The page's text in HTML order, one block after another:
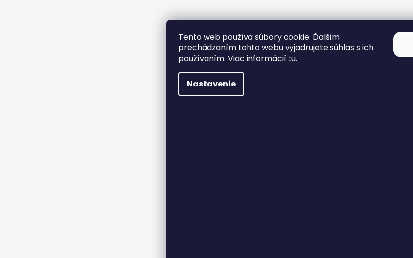
Tento web používa súbory cookie. Ďalším
prechádzaním tohto webu vyjadrujete súhlas s ich
používaním. Viac informácií tu.
Nastavenie